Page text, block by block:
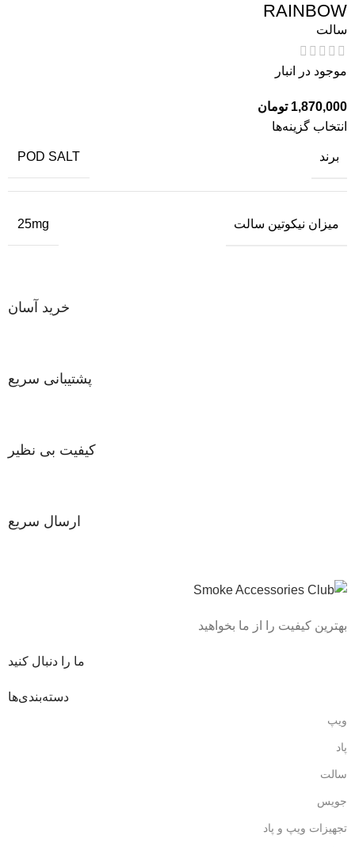
RAINBOW
سالت
موجود در انبار
1,870,000 تومان
انتخاب گزینه‌ها
برند POD SALT
میزان نیکوتین سالت 25mg
خرید آسان
پشتیبانی سریع
کیفیت بی نظیر
ارسال سریع
بهترین کیفیت را از ما بخواهید
ما را دنبال کنید
دسته‌بندی‌ها
ویپ
پاد
سالت
جویس
تجهیزات ویپ و پاد